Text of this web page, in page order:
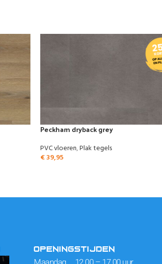
Peckham dryback grey
PVC vloeren,Plak tegels
€39,95
OPENINGSTIJDEN
Maandag 12.00 – 17.00 uur